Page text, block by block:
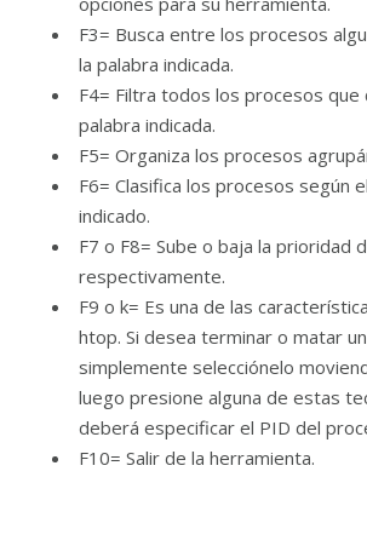
F3= Busca entre los procesos
la palabra indicada.
F4= Filtra todos los procesos que
palabra indicada.
F5= Organiza los procesos
F6= Clasifica los procesos según
indicado.
F7 o F8= Sube o baja la prioridad
respectivamente.
F9 o k= Es una de las
htop. Si desea terminar o matar
simplemente selecciónelo
luego presione alguna de estas
deberá especificar el PID del
F10= Salir de la herramienta.